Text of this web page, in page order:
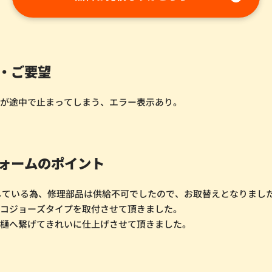
ご要望
途中で止まってしまう、エラー表示あり。
ームのポイント
いる為、修理部品は供給不可でしたので、お取替えとなりまし
ジョーズタイプを取付させて頂きました。
へ繋げてきれいに仕上げさせて頂きました。